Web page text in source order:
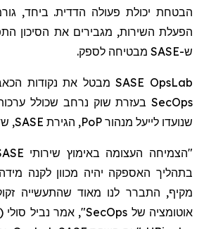
הבטחת יכולת פעולה הדדית. ביחד,
הפעלת השירות, מגבירים את הסיכון
ש-SASE מבטיחה לספק.
SASE OpsLabמבטל את נקודות
SecOps בעזרת שוק נרחב שכולל
שנועדו לייעל מנהור PoP, הגירת SASE
,
בתהליך האספקה יהיה מכוון לקנה
מקיף, התברר לנו מאוד שהתעשייה
אוטומציה של SecOps", אמר נביל סולי (